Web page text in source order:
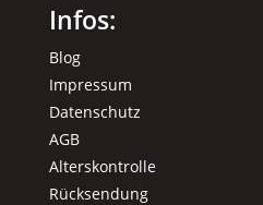
Infos:
Blog
Impressum
Datenschutz
AGB
Alterskontrolle
Rücksendung